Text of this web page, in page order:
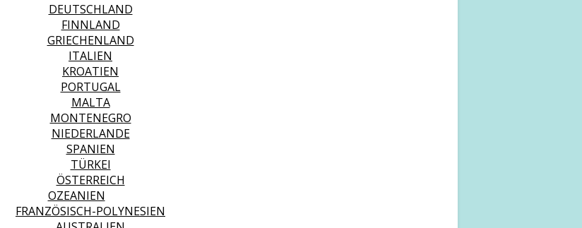
DEUTSCHLAND
FINNLAND
GRIECHENLAND
ITALIEN
KROATIEN
PORTUGAL
MALTA
MONTENEGRO
NIEDERLANDE
SPANIEN
TÜRKEI
ÖSTERREICH
OZEANIEN
FRANZÖSISCH-POLYNESIEN